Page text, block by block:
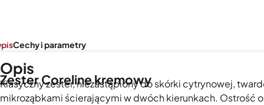
Zester Coreline kremowy
Cechy i parametry
Opis
Klasyczny zester, niezastąpiony do skórki cytrynowej,
mikroząbkami ścierającymi w dwóch kierunkach. Ostrość